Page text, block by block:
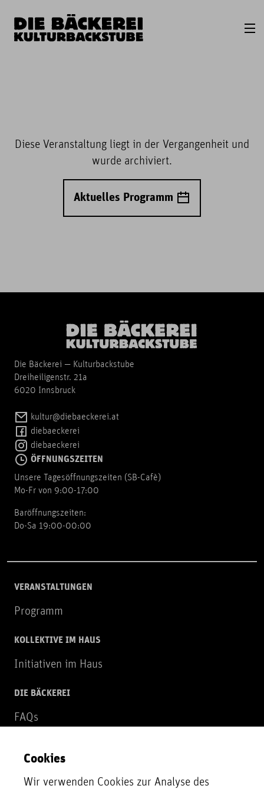
Diese Veranstaltung liegt in der Vergangenheit und
wurde archiviert.
Aktuelles Programm
Die Bäckerei — Kulturbackstube
Dreiheiligenstr. 21a
6020 Innsbruck
kultur@diebaeckerei.at
diebaeckerei
diebaeckerei
ÖFFNUNGSZEITEN
Unsere Tagesöffnungszeiten (SB-Cafè)
Mo-Fr von 9:00-17:00
Baröffnungszeiten:
Do-Sa 19:00-00:00
VERANSTALTUNGEN
Programm
KOLLEKTIVE IM HAUS
Initiativen im Haus
DIE BÄCKEREI
FAQs
NEWSLETTER
Zur Newsletter Anmeldung
Cookies
Wir verwenden Cookies zur Analyse des